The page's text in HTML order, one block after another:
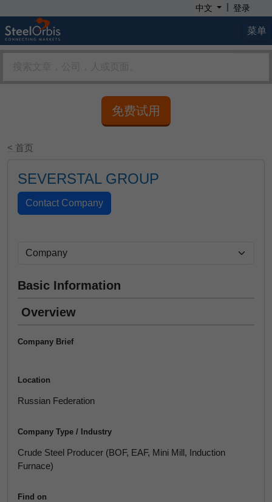
中文 | 登录
菜单
免费试用
< 首页
SEVERSTAL GROUP
Basic Information
Overview
Company Brief
Location
Russian Federation
Company Type / Industry
Crude Steel Producer (BOF, EAF, Mini Mill, Induction
Furnace)
Find on